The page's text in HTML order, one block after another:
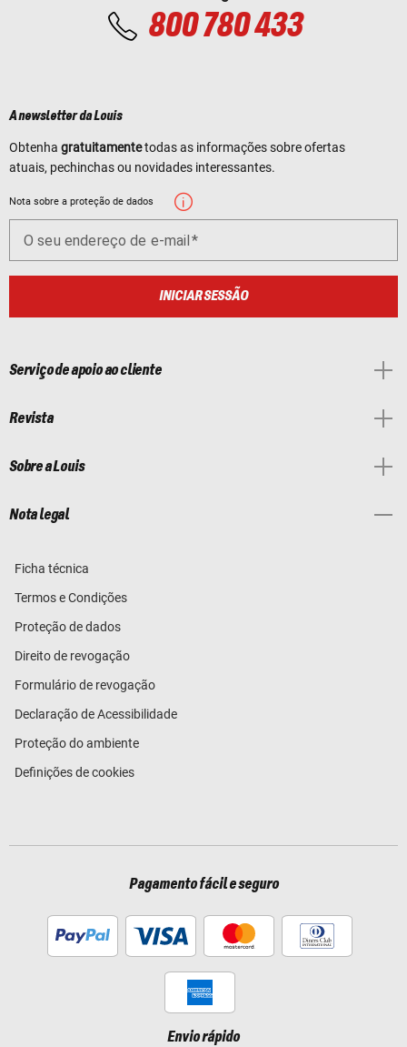
800 780 433
A newsletter da Louis
Obtenha gratuitamentetodas as informações sobre ofertas
atuais, pechinchas ou novidades interessantes.
Nota sobre a proteção de dados
O seu endereço de e-mail
INICIAR SESSÃO
Serviço de apoio ao cliente
Revista
Sobre a Louis
Nota legal
Ficha técnica
Termos e Condições
Proteção de dados
Direito de revogação
Formulário de revogação
Declaração de Acessibilidade
Proteção do ambiente
Definições de cookies
Pagamento fácil e seguro
Envio rápido